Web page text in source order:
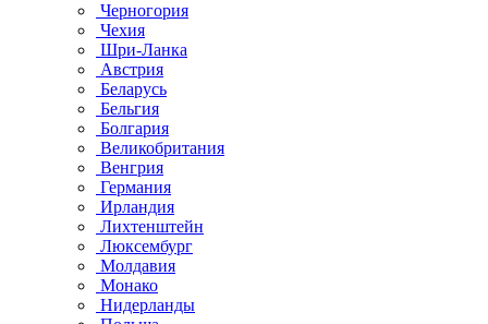
Черногория
Чехия
Шри-Ланка
Австрия
Беларусь
Бельгия
Болгария
Великобритания
Венгрия
Германия
Ирландия
Лихтенштейн
Люксембург
Молдавия
Монако
Нидерланды